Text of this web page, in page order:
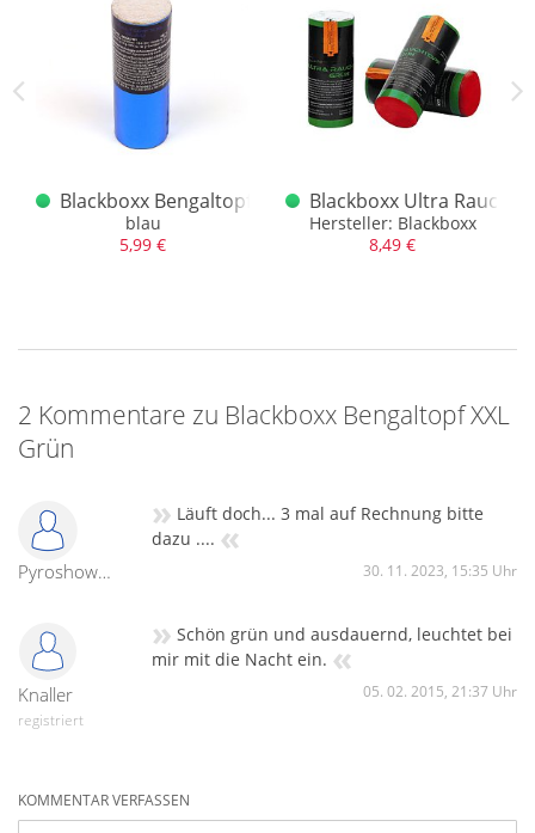
Kal. 38mm Grün
Blackboxx Bengaltopf XXL Blau
blau
5,99 €
Blackboxx Ultra
Hersteller: Blackboxx
8,49 €
2 Kommentare zu Blackboxx Bengaltopf XXL
Grün
Pyroshowmaster
» Läuft doch... 3 mal auf Rechnung bitte
dazu .... «
30. 11. 2023, 15:35 Uhr
Knaller
registriert
» Schön grün und ausdauernd, leuchtet bei
mir mit die Nacht ein. «
05. 02. 2015, 21:37 Uhr
KOMMENTAR VERFASSEN